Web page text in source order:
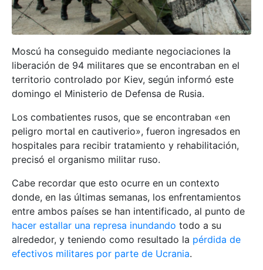
Moscú ha conseguido mediante negociaciones la
liberación de 94 militares que se encontraban en el
territorio controlado por Kiev, según informó este
domingo el Ministerio de Defensa de Rusia.
Los combatientes rusos, que se encontraban «en
peligro mortal en cautiverio», fueron ingresados en
hospitales para recibir tratamiento y rehabilitación,
precisó el organismo militar ruso.
Cabe recordar que esto ocurre en un contexto
donde, en las últimas semanas, los enfrentamientos
entre ambos países se han intentificado, al punto de
hacer estallar una represa inundando todo a su
alrededor, y teniendo como resultado la pérdida de
efectivos militares por parte de Ucrania.